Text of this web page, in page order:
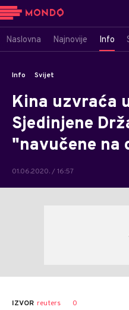
Naslovna Najnovije Info
Info Svijet
Kina uzvraća
Sjedinjene
"navučene na
01.06.2020. / 16:57
AUTOR Jelesijević
IZVOR reuters 0